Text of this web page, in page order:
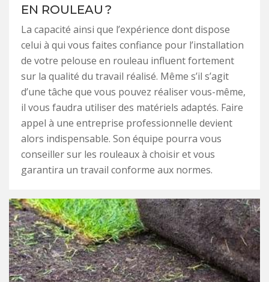
EN ROULEAU ?
La capacité ainsi que l’expérience dont dispose
celui à qui vous faites confiance pour l’installation
de votre pelouse en rouleau influent fortement
sur la qualité du travail réalisé. Même s’il s’agit
d’une tâche que vous pouvez réaliser vous-même,
il vous faudra utiliser des matériels adaptés. Faire
appel à une entreprise professionnelle devient
alors indispensable. Son équipe pourra vous
conseiller sur les rouleaux à choisir et vous
garantira un travail conforme aux normes.